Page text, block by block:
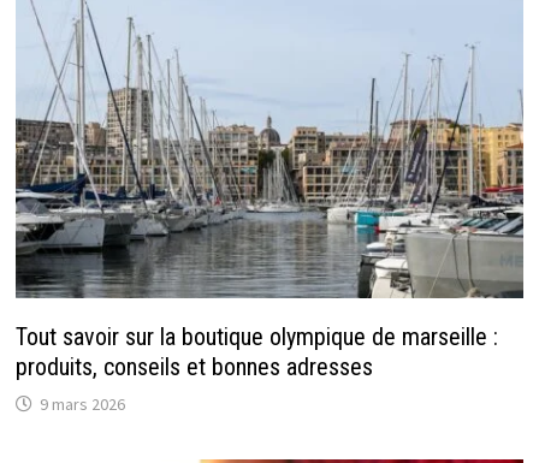
Tout savoir sur la boutique olympique de marseille :
produits, conseils et bonnes adresses
9 mars 2026